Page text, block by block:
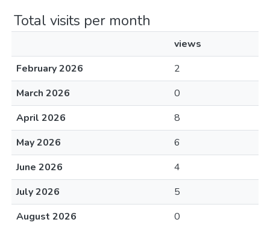
Total visits per month
views
February 2026
2
March 2026
0
April 2026
8
May 2026
6
June 2026
4
July 2026
5
August 2026
0